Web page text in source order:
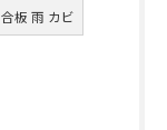
合板 雨 カビ